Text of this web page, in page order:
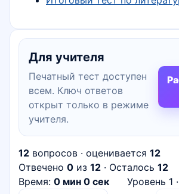
Для учителя
Печатный тест доступен
всем. Ключ ответов
открыт только в режиме
учителя.
12 вопросов · оценивается 12
Отвечено 0 из 12 · Осталось 12
Время: 0 мин 0 сек Уровень 1 ·